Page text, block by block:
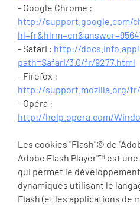
- Google Chrome :
http://support.google.com/
- Safari : http://
path=Safari/3.0/fr/9277.html
- Firefox :
http://support.mozilla.org/
- Opéra :
http://help.opera.com/
Les cookies "Flash"© de
Adobe Flash Player"™ est
qui permet le
dynamiques utilisant le
Flash (et les applications de